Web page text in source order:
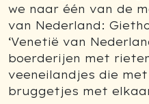
we naar één van de
van Nederland:
‘Venetië van
boerderijen met
veeneilandjes die
bruggetjes met